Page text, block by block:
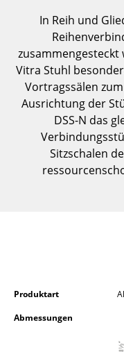
Barmöbel
Garderoben
Einzelteile
... alle
Licht
In Reih und
Vitra Stuhl
Vortragssälen
Ausrichtung der
DSS-N das
Sitzschalen
Produktart
Abmessungen